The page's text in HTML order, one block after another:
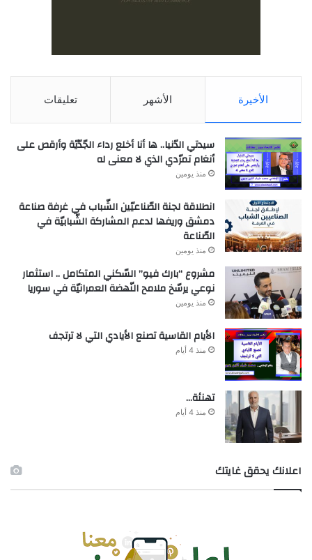
الأخيرة الأشهر تعليقات
سيدتي الدّنيا.. ها أنا أخلع رداء الجّدّيّة وأرقص على
أنغام تمرّدي الذي لا معنى له
منذ يومين
انطلاقة لجنة الصّناعيّين الشّباب في غرفة صناعة
دمشق وريفها لدعم المشاركة الشّبابيّة في
الصّناعة
منذ يومين
مشروع “بارك فيو” السّكني المتكامل .. استثمار
نوعي يرسّخ ملامح النّهضة العمرانيّة في سوريا
منذ يومين
الأيام القاسية تصنع الأيادي التي لا ترتجف
منذ 4 أيام
تهنئة…
منذ 4 أيام
اعلانك يحقق غايتك